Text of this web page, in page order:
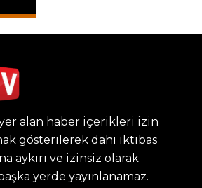
alan haber içerikleri izin
gösterilerek dahi iktibas
aykırı ve izinsiz olarak
yerde yayınlanamaz.